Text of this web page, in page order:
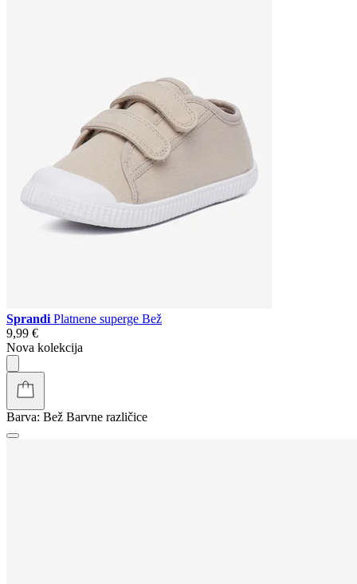
Sprandi Platnene superge Bež
9,99 €
Nova kolekcija
Barva: Bež Barvne različice